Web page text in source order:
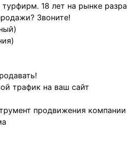
турфирм. 18 лет на рынке
Звоните!
трафик на ваш сайт
продвижения компании